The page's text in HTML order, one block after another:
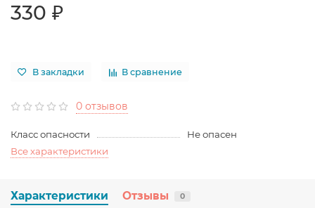
330 ₽
В закладки В сравнение
0 отзывов
Класс опасности
Не опасен
Все характеристики
Характеристики Отзывы 0